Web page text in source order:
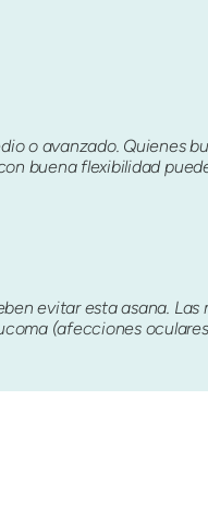
o avanzado. Quienes
buena flexibilidad
evitar esta asana.
(afecciones